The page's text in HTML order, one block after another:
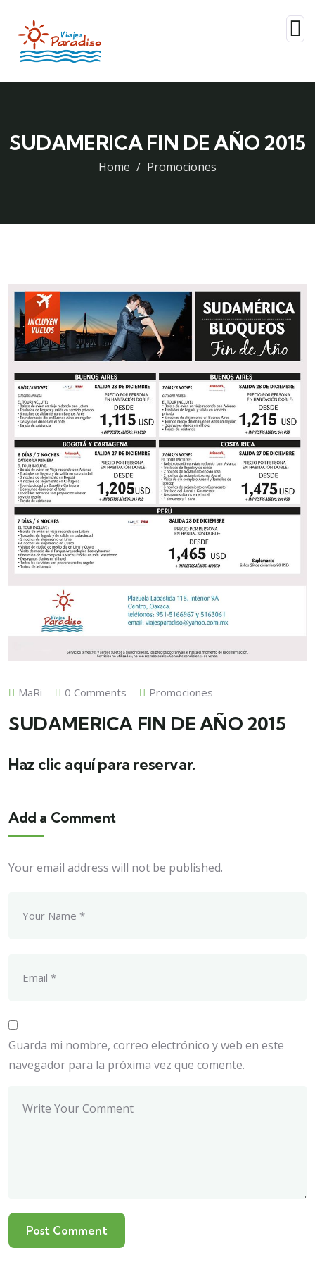
SUDAMERICA FIN DE AÑO 2015
Home Promociones
MaRi 0 Comments Promociones
SUDAMERICA FIN DE AÑO 2015
Haz clic aquípara reservar.
Add a Comment
Your email address will not be published.
Guarda mi nombre, correo electrónico y web en este
navegador para la próxima vez que comente.